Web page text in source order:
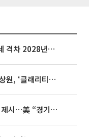
종부세 개편에도…1·3주택 종부세 격차 2028년부터 확대
미국, 가상자산 포괄 규제 속도…상원, ‘클래리티법’ 9월 절차투표 추진
이란, 미국에 호르무즈 합의 조건 제시…美 “경기 아직 안 끝나” [종합]